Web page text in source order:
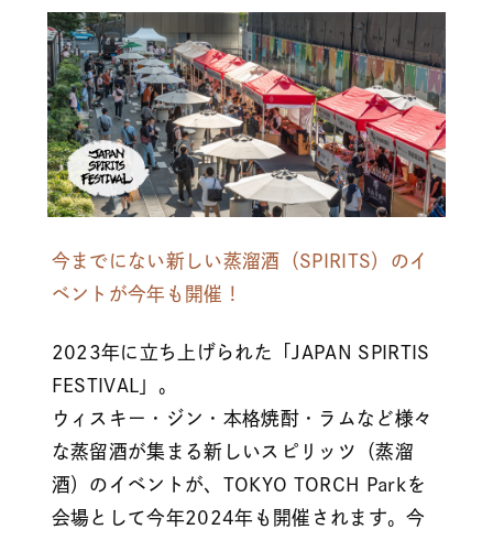
今までにない新しい蒸溜酒（SPIRITS）のイ
ベントが今年も開催！
2023年に立ち上げられた「JAPAN SPIRTIS
FESTIVAL」。
ウィスキー・ジン・本格焼酎・ラムなど様々
な蒸留酒が集まる新しいスピリッツ（蒸溜
酒）のイベントが、TOKYO TORCH Parkを
会場として今年2024年も開催されます。今